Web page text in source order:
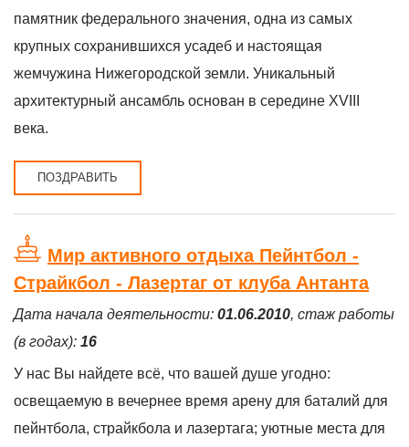
памятник федерального значения, одна из самых
крупных сохранившихся усадеб и настоящая
жемчужина Нижегородской земли. Уникальный
архитектурный ансамбль основан в середине XVIII
века.
ПОЗДРАВИТЬ
Мир активного отдыха Пейнтбол -
Страйкбол - Лазертаг от клуба Антанта
Дата начала деятельности: 01.06.2010, стаж работы
(в годах): 16
У нас Вы найдете всё, что вашей душе угодно:
освещаемую в вечернее время арену для баталий для
пейнтбола, страйкбола и лазертага; уютные места для